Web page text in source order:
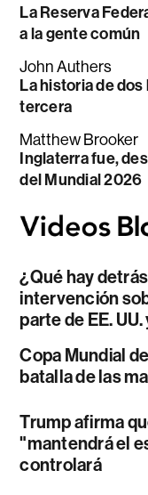
La Reserva
a la gente común
John Authers
La historia de
tercera
Matthew Brooker
Inglaterra fue,
del Mundial 2026
¿Qué hay
intervención
parte de EE.
Copa Mundial
batalla de las
Trump afirma
"mantendrá el
controlará